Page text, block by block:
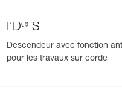
I’D® S
Descendeur avec fonction
pour les travaux sur corde